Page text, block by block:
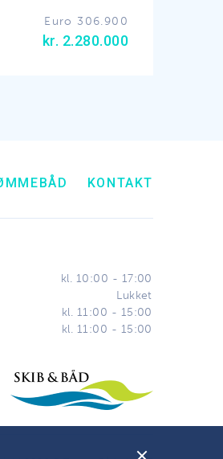
Euro 306.900
kr. 2.280.000
KONTAKT
kl. 10:00 - 17:00
Lukket
kl. 11:00 - 15:00
kl. 11:00 - 15:00